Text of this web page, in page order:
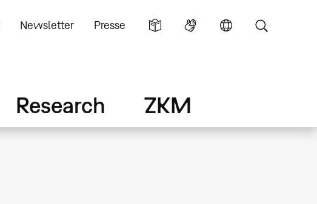
Newsletter Presse
Research ZKM